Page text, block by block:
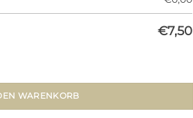
€7,50
Menge
WARENKORB